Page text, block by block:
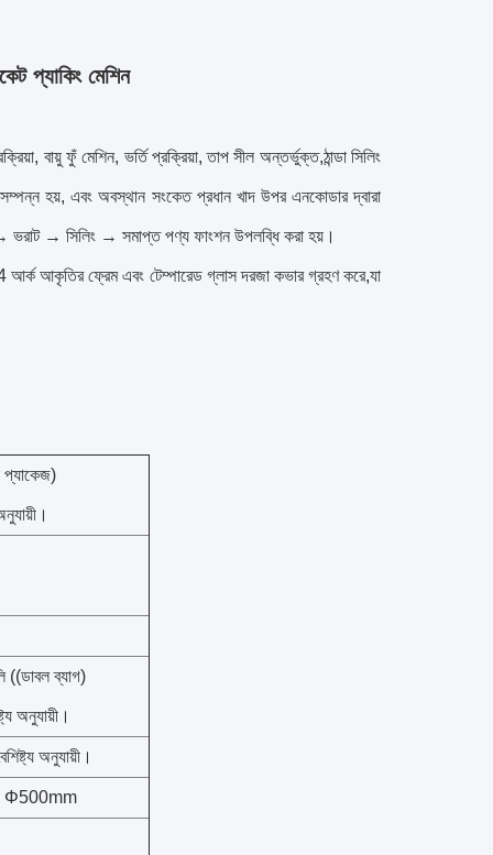
প্যাকিং মেশিন
বায়ু ফুঁ মেশিন, ভর্তি প্রক্রিয়া, তাপ সীল অন্তর্ভুক্ত,ঠান্ডা সিলিং
সম্পন্ন হয়, এবং অবস্থান সংকেত প্রধান খাদ উপর এনকোডার দ্বারা
ভরাট → সিলিং → সমাপ্ত পণ্য ফাংশন উপলব্ধি করা হয়।
আর্ক আকৃতির ফ্রেম এবং টেম্পারেড গ্লাস দরজা কভার গ্রহণ করে,যা
প্যাকেজ)
ব্যাগ)
অনুযায়ী।
অনুযায়ী।
≤ Φ500mm